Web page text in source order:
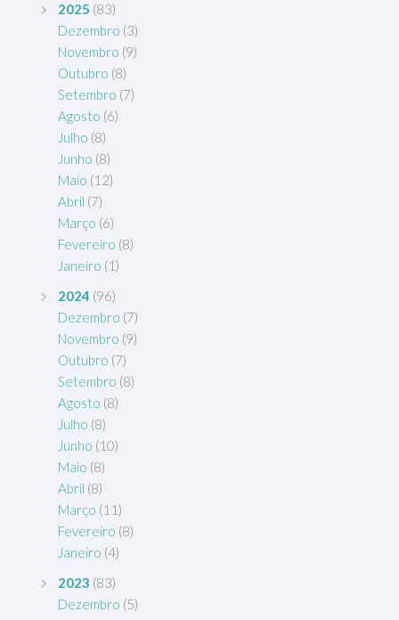
2025 (83)
Dezembro (3)
Novembro (9)
Outubro (8)
Setembro (7)
Agosto (6)
Julho (8)
Junho (8)
Maio (12)
Abril (7)
Março (6)
Fevereiro (8)
Janeiro (1)
2024 (96)
Dezembro (7)
Novembro (9)
Outubro (7)
Setembro (8)
Agosto (8)
Julho (8)
Junho (10)
Maio (8)
Abril (8)
Março (11)
Fevereiro (8)
Janeiro (4)
2023 (83)
Dezembro (5)